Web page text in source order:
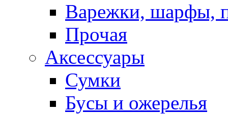
Варежки, шарфы,
Прочая
Аксессуары
Сумки
Бусы и ожерелья